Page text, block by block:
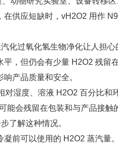
供应短缺时，vH2O2 用作
过氧化氢生物净化让人担心
，但仍会有少量 H2O2 残留
产品质量和安全。
湿度、溶液 H2O2 百分比和
能会残留在包装和与产品接触
了解这种情况。
可以使用的 H2O2 蒸汽量